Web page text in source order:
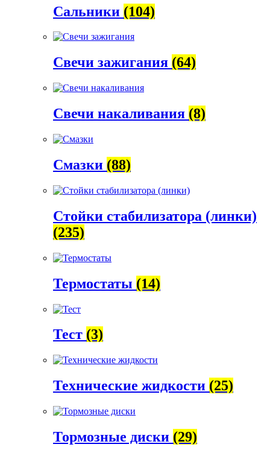
Сальники (104)
Свечи зажигания (64)
Свечи накаливания (8)
Смазки (88)
Стойки стабилизатора (линки)
(235)
Термостаты (14)
Тест (3)
Технические жидкости (25)
Тормозные диски (29)